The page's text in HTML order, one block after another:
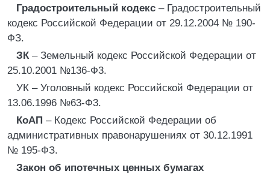
Градостроительный кодекс – Градостроительный
кодекс Российской Федерации от 29.12.2004 № 190-
ФЗ.
ЗК– Земельный кодекс Российской Федерации от
25.10.2001 №136-Ф3.
УК – Уголовный кодекс Российской Федерации от
13.06.1996 №63-Ф3.
КоАП – Кодекс Российской Федерации об
административных правонарушениях от 30.12.1991
№ 195-ФЗ.
Закон об ипотечных ценных бумагах